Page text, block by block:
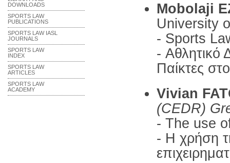
DOWNLOADS
SPORTS LAW
PUBLICATIONS
SPORTS LAW IASL
JOURNALS
SPORTS LAW
INDEX
SPORTS LAW
ARTICLES
SPORTS LAW
ACADEMY
Mobolaji
University
- Sports
- Αθλητικό
Παίκτες
Vivian
(CEDR)
- The use
- Η χρήση